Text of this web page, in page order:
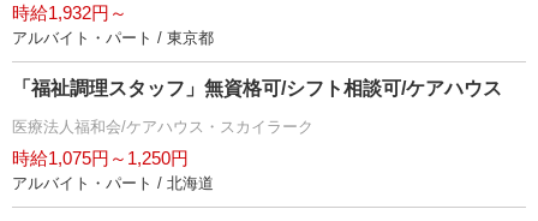
時給1,932円～
アルバイト・パート / 東京都
「福祉調理スタッフ」無資格可/シフト相談可/ケアハウス
医療法人福和会/ケアハウス・スカイラーク
時給1,075円～1,250円
アルバイト・パート / 北海道